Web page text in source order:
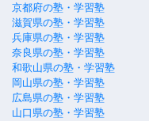
京都府の塾・学習塾
滋賀県の塾・学習塾
兵庫県の塾・学習塾
奈良県の塾・学習塾
和歌山県の塾・学習塾
岡山県の塾・学習塾
広島県の塾・学習塾
山口県の塾・学習塾